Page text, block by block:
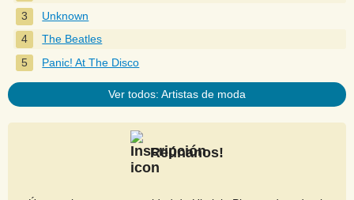
Unknown
The Beatles
Panic! At The Disco
Ver todos: Artistas de moda
Reúnanos!